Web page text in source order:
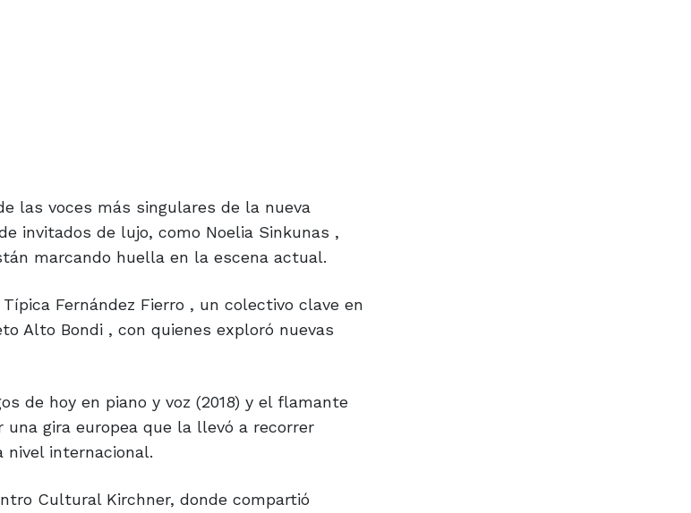
las voces más singulares de la nueva
invitados de lujo, como Noelia Sinkunas ,
marcando huella en la escena actual.
Fernández Fierro , un colectivo clave en
Alto Bondi , con quienes exploró nuevas
de hoy en piano y voz (2018) y el flamante
una gira europea que la llevó a recorrer
nivel internacional.
Cultural Kirchner, donde compartió